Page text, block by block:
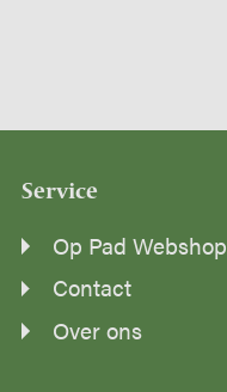
Service
Op Pad Webshop
Contact
Over ons